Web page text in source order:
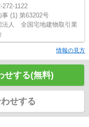
272-1122
事 (1) 第63202号
法人 全国宅地建物取引業
情報の見方
せする(無料)
せする